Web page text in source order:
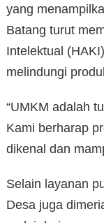
yang
Batang turut
Intelektual
melindungi
“UMKM adalah
Kami berharap
dikenal dan
Selain layanan
Desa juga